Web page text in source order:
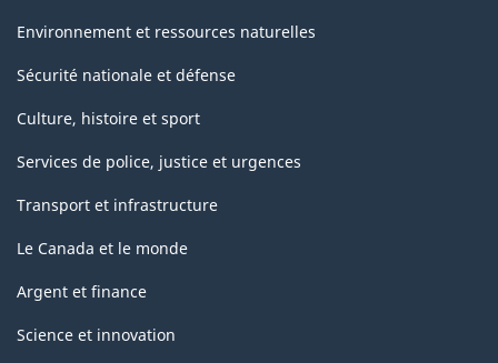
Environnement et ressources naturelles
Sécurité nationale et défense
Culture, histoire et sport
Services de police, justice et urgences
Transport et infrastructure
Le Canada et le monde
Argent et finance
Science et innovation